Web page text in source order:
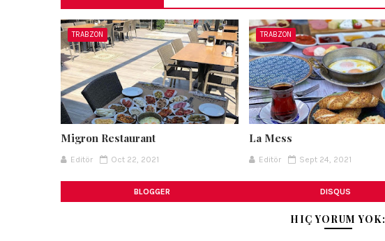
TRABZON
Migron Restaurant
Editör Oct 22, 2021
TRABZON
La Mess
Editör Sept 24, 2021
BLOGGER DISQUS
HIÇ YORUM YOK: